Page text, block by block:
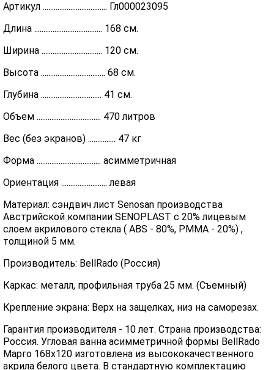
Артикул ................................... Гл000023095
Длина ..................................... 168 см.
Ширина ................................. 120 см.
Высота ................................... 68 см.
Глубина ................................. 41 см.
Объем ................................... 470 литров
Вес (без экранов) ............... 47 кг
Форма ................................... асимметричная
Ориентация ......................... левая
Материал: сэндвич лист Senosan производства
Австрийской компании SENOPLAST c 20% лицевым
слоем акрилового стекла ( ABS - 80%, PMMA - 20%) ,
толщиной 5 мм.
Производитель: BellRado (Россия)
Каркас: металл, профильная труба 25 мм. (Съемный)
Крепление экрана: Верх на защелках, низ на саморезах.
Гарантия производителя - 10 лет. Страна производства:
Россия. Угловая ванна асимметричной формы BellRado
Марго 168x120 изготовлена из высококачественного
акрила белого цвета. В стандартную комплектацию